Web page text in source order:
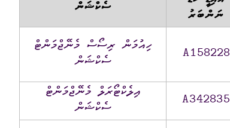
ނަންބަރު
ސެކްޝަން
A158228
ހިއުމަން ރިސޯސް މެނޭޖްމަންޓް
ސެކްޝަން
A342835
އިލެކްޓޯރަލް މެނޭޖްމަންޓް
ސެކްޝަން